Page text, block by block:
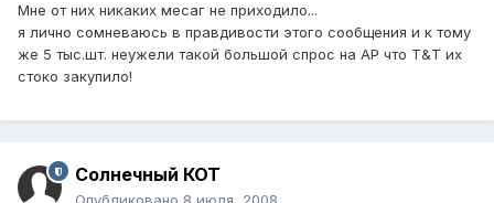
Мне от них никаких месаг не приходило...
я лично сомневаюсь в правдивости этого сообщения и к тому
же 5 тыс.шт. неужели такой большой спрос на АР что Т&Т их
стоко закупило!
Солнечный КОТ